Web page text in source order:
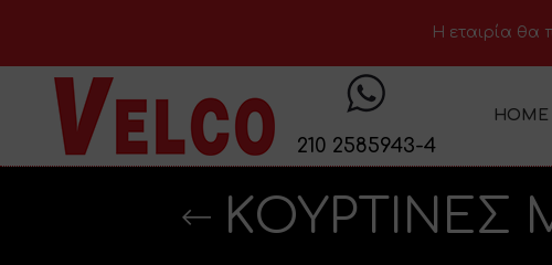
210 2585943-4
HOME
H εταιρία θα